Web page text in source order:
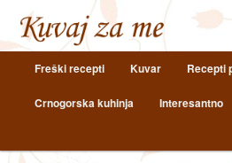
Skip
to
primary
Skip
to
secondary
Freški recepti Kuvar Recepti
Crnogorska kuhinja Interesantno